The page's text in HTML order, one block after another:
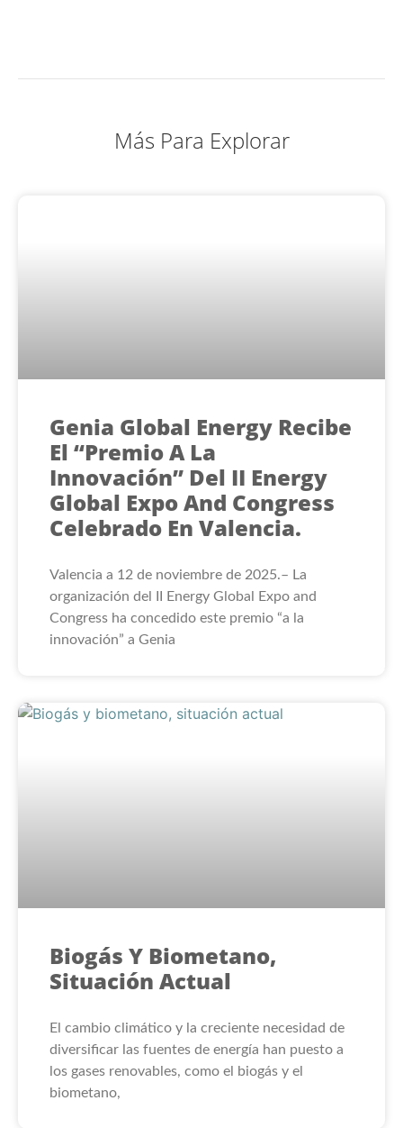
Más Para Explorar
Genia Global Energy Recibe
El “Premio A La
Innovación” Del II Energy
Global Expo And Congress
Celebrado En Valencia.
Valencia a 12 de noviembre de 2025.– La
organización del II Energy Global Expo and
Congress ha concedido este premio “a la
innovación” a Genia
Biogás Y Biometano,
Situación Actual
El cambio climático y la creciente necesidad de
diversificar las fuentes de energía han puesto a
los gases renovables, como el biogás y el
biometano,